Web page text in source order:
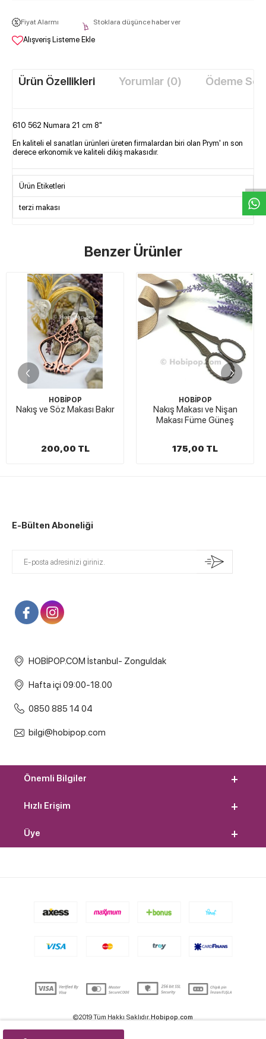
W
h
t
s
a
p
p
D
e
s
e
H
a
t
t
Fiyat Alarmı Stoklara düşünce haber ver
Alışveriş Listeme Ekle
Ürün Özellikleri Yorumlar (0) Ödeme
610 562 Numara 21 cm 8"
En kaliteli el sanatları ürünleri üreten firmalardan biri olan Prym' ın son
derece erkonomik ve kaliteli dikiş makasıdır.
Ürün Etiketleri
terzi makası
Benzer Ürünler
HOBİPOP
Nakış ve Söz Makası Bakır
200,00 TL
HOBİPOP
Nakış Makası ve Nişan
Makası Füme Güneş
175,00 TL
E-Bülten Aboneliği
HOBİPOP.COM İstanbul- Zonguldak
Hafta içi 09:00-18.00
0850 885 14 04
bilgi@hobipop.com
Önemli Bilgiler
Hızlı Erişim
Üye
©2019 Tüm Hakkı Saklıdır.Hobipop.com